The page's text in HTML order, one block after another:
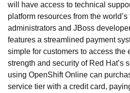
will have access to technical
platform resources from the
administrators and JBoss
features a streamlined payment
simple for customers to access the
strength and security of Red Hat’s
using OpenShift Online can
service tier with a credit card,